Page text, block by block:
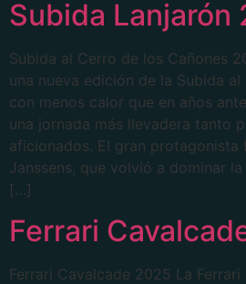
Subida Lanjarón
Subida al Cerro de los Cañones
una nueva edición de la Subida
con menos calor que en años
una jornada más llevadera tanto
aficionados. El gran protagonista
Janssens, que volvió a dominar
[…]
Ferrari
Ferrari Cavalcade 2025 La